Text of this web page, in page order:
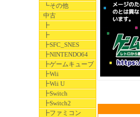
┗その他
中古
┣
┣
┣SFC_SNES
┣NINTENDO64
┣ゲームキューブ
┣Wii
┣Wii U
┣Switch
┣Switch2
┣ファミコン